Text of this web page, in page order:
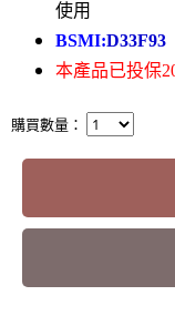
使用
BSMI:D33F93
本產品已投保
購買數量：